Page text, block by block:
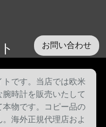
お問い合わせ
です。当店では欧米
時計を販売いたして
物です。コピー品の
海外正規代理店およ